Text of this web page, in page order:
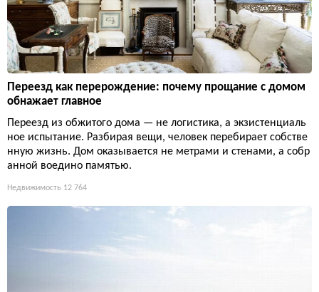
Переезд как перерождение: почему прощание с домом
обнажает главное
Переезд из обжитого дома — не логистика, а экзистенциаль
ное испытание. Разбирая вещи, человек перебирает собстве
нную жизнь. Дом оказывается не метрами и стенами, а собр
анной воедино памятью.
Недвижимость 12 764